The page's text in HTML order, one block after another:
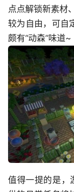
点点解锁新素材
较为自由，可自
颇有“动森”味道~
值得一提的是，